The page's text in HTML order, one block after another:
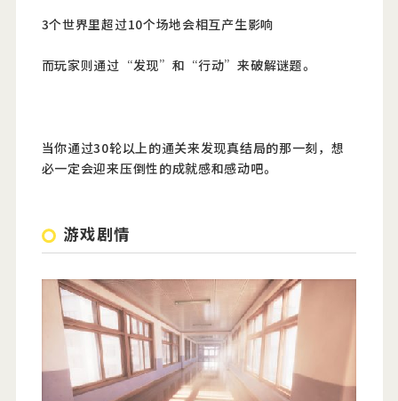
3个世界里超过10个场地会相互产生影响
而玩家则通过“发现”和“行动”来破解谜题。
当你通过30轮以上的通关来发现真结局的那一刻，想
必一定会迎来压倒性的成就感和感动吧。
游戏剧情